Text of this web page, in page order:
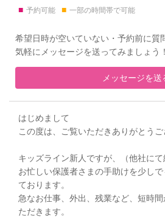
■ 予約可能 ■ 一部の時間帯で可能
希望日時が空いていない・予約前に質
気軽にメッセージを送ってみましょう！
メッセージを送
はじめまして
この度は、ご覧いただきありがとう
キッズライン新人ですが、（他社にて
お忙しい保護者さまの手助けを少し
ております。
急なお仕事、外出、残業など、短時
ただきます。